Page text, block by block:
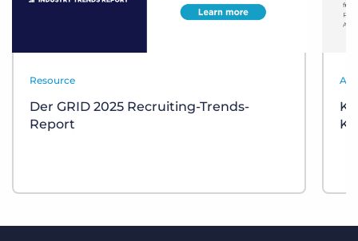
Resource
Der GRID 2025 Recruiting-Trends-
Report
KI